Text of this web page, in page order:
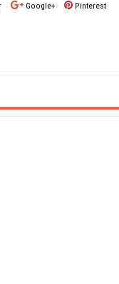
Google+ Pinterest